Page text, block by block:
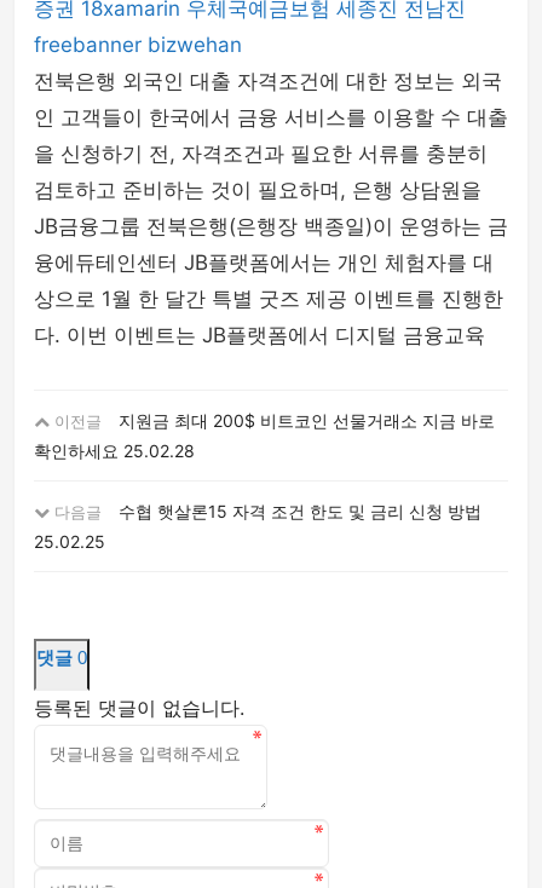
증권 18xamarin 우체국예금보험 세종진 전남진
freebanner bizwehan
전북은행 외국인 대출 자격조건에 대한 정보는 외국
인 고객들이 한국에서 금융 서비스를 이용할 수 대출
을 신청하기 전, 자격조건과 필요한 서류를 충분히
검토하고 준비하는 것이 필요하며, 은행 상담원을
JB금융그룹 전북은행(은행장 백종일)이 운영하는 금
융에듀테인센터 JB플랫폼에서는 개인 체험자를 대
상으로 1월 한 달간 특별 굿즈 제공 이벤트를 진행한
다. 이번 이벤트는 JB플랫폼에서 디지털 금융교육
이전글
지원금 최대 200$ 비트코인 선물거래소 지금 바로
확인하세요 25.02.28
다음글
수협 햇살론15 자격 조건 한도 및 금리 신청 방법
25.02.25
댓글 0
등록된 댓글이 없습니다.